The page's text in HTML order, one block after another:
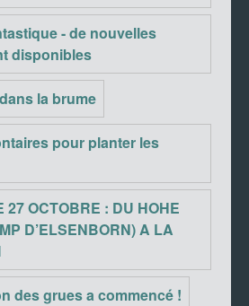
- de nouvelles
disponibles
la brume
pour planter les
27 OCTOBRE : DU HOHE
D’ELSENBORN) A LA
des grues a commencé !